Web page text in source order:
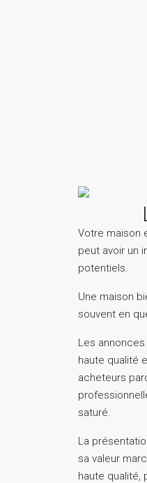
Votre maison
peut avoir un
potentiels.
Une maison
souvent en
Les
haute qualité
acheteurs
saturé.
La
sa valeur
haute qualité,